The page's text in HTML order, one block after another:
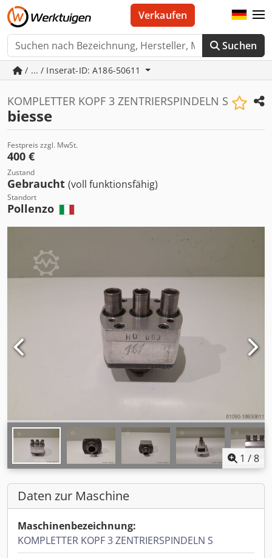
Suchen
Verkaufen
/ ... / Inserat-ID: A186-50611
KOMPLETTER KOPF 3 ZENTRIERSPINDELN S
biesse
Festpreis zzgl. MwSt.
400 €
Zustand
Gebraucht (voll funktionsfähig)
Standort
Pollenzo
1 /8
Daten zur Maschine
Maschinenbezeichnung:
KOMPLETTER KOPF 3 ZENTRIERSPINDELN S